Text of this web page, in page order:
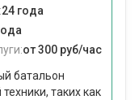
24 года
от 300 руб/час
батальон
таких как